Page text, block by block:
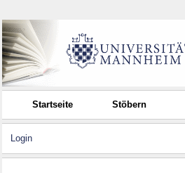
Startseite Stöbern
Login